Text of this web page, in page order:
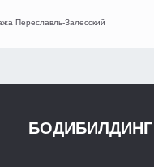
Переславль-Залесский
БОДИБИЛДИНГ